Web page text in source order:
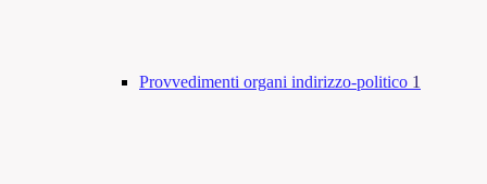
Provvedimenti organi indirizzo-politico 1